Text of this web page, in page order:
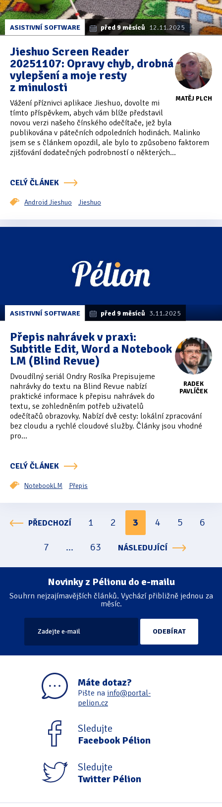
ASISTIVNÍ SOFTWARE před 9 měsíců 12.11.2025
MATĚJ PLCH
Jieshuo Screen Reader
20251107: Opravy chyb, drobná
vylepšení a moje resty
z minulosti
Vážení příznivci aplikace Jieshuo, dovolte mi
tímto příspěvkem, abych vám blíže představil
novou verzi našeho čínského odečítače, jež byla
publikována v pátečních odpoledních hodinách. Malinko
jsem se s článkem opozdil, ale bylo to způsobeno faktorem
zjišťování dodatečných podrobností o některých...
CELÝ ČLÁNEK
Android Jieshuo Jieshuo
ASISTIVNÍ SOFTWARE před 9 měsíců 3.11.2025
RADEK
PAVLÍČEK
Přepis nahrávek v praxi:
Subtitle Edit, Word a Notebook
LM (Blind Revue)
Dvoudílný seriál Ondry Rosíka Prepisujeme
nahrávky do textu na Blind Revue nabízí
praktické informace k přepisu nahrávek do
textu, se zohledněním potřeb uživatelů
odečítačů obrazovky. Nabízí dvě cesty: lokální zpracování
bez cloudu a rychlé cloudové služby. Články jsou vhodné
pro...
CELÝ ČLÁNEK
NotebookLM Přepis
Stránkování
PŘEDCHOZÍ 1 2 3 4 5
6
7
... 63 NÁSLEDUJÍCÍ
Novinky z Pélionu do e-mailu
Souhrn nejzajímavějších článků. Vychází přibližně jednou za
měsíc.
Máte dotaz?
Pište na info@portal-
pelion.cz
Sledujte
Facebook Pélion
Sledujte
Twitter Pélion